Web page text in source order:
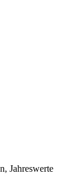
Jahreswerte